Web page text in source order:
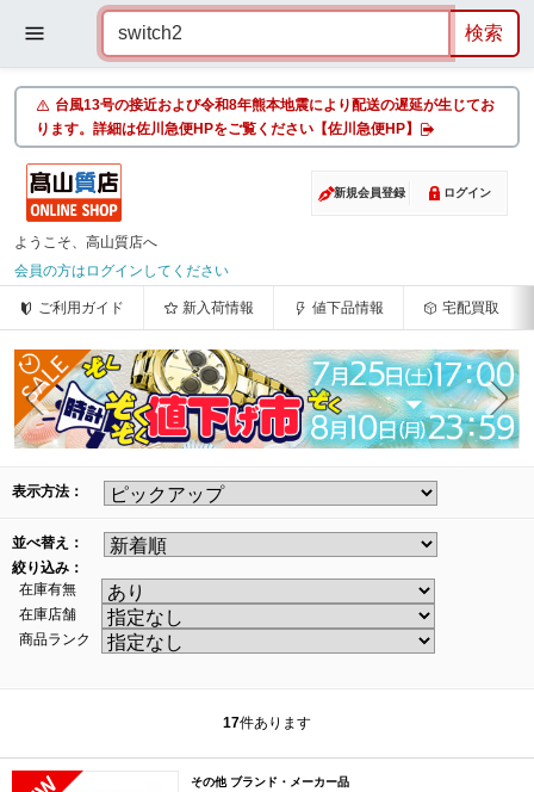
台風13号の接近および令和8年熊本地震により配送の遅延が生じてお
ります。詳細は佐川急便HPをご覧ください【佐川急便HP】
新規会員登録 ログイン
ようこそ、高山質店へ
会員の方はログインしてください
ご利用ガイド 新入荷情報 値下品情報 宅配買取
表示方法：
並べ替え：
絞り込み：
在庫有無
在庫店舗
商品ランク
17件あります
その他 ブランド・メーカー品